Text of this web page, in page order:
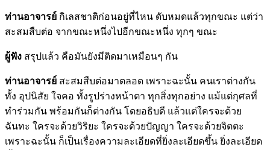
ท่านอาจารย์ กิเลสชาติก่อนอยู่ที่ไหน ดับหมดแล้วทุกขณะ แต่ว่า
สะสมสืบต่อ จากขณะหนึ่งไปอีกขณะหนึ่ง ทุกๆ ขณะ
ผู้ฟัง สรุปแล้ว คือมันยังมีติดมาเหมือนๆ กัน
ท่านอาจารย์ สะสมสืบต่อมาตลอด เพราะฉะนั้น คนเราต่างกัน
ทั้ง อุปนิสัย ใจคอ ทั้งรูปร่างหน้าตา ทุกสิ่งทุกอย่าง แม้แต่กุศลที่
ทำร่วมกัน พร้อมกันก็ต่างกัน โดยอธิบดี แล้วแต่ใครจะด้วย
ฉันทะ ใครจะด้วยวิริยะ ใครจะด้วยปัญญา ใครจะด้วยจิตตะ
เพราะฉะนั้น ก็เป็นเรื่องความละเอียดที่ยิ่งละเอียดขึ้น ยิ่งละเอียด